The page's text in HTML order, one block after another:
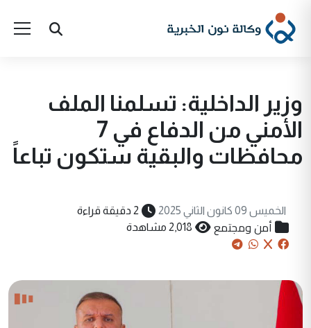
وزير الداخلية: تسلمنا الملف
الأمني من الدفاع في 7
محافظات والبقية ستكون تباعاً
الخميس 09 كانون الثاني 2025 2 دقيقة قراءة
أمن ومجتمع 2,018 مشاهدة